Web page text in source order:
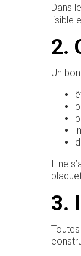
Dans
lisible
2.
Un
Il ne
3.